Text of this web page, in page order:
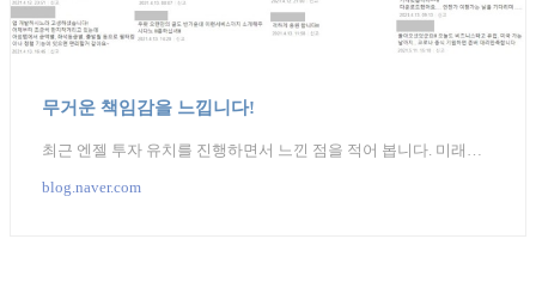
무거운 책임감을 느낍니다!
최근 엔젤 투자 유치를 진행하면서 느낀 점을 적어 봅니다. 미래에 마음이 약해질 때 꺼내보고 다시 마음을...
blog.naver.com